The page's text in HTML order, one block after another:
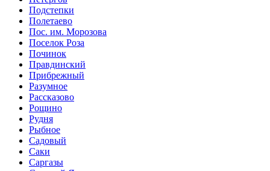
Подстепки
Полетаево
Пос. им. Морозова
Поселок Роза
Починок
Правдинский
Прибрежный
Разумное
Рассказово
Рощино
Рудня
Рыбное
Садовый
Саки
Саргазы